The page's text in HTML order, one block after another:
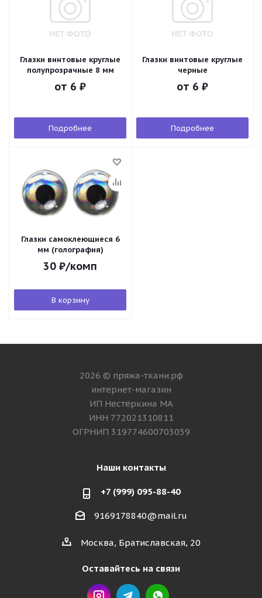
Глазки винтовые круглые
полупрозрачные 8 мм
от 6 ₽
Подробнее
Глазки винтовые круглые
черные
от 6 ₽
Подробнее
Глазки самоклеющиеся 6
мм (голография)
30 ₽/комп
В корзину
2026 © пряжа-ткани.рф
интернет-магазин
ИП Нестёркина МА
ИНН 772021310811
ОГРНИП 319774600703059
Наши контакты
+7 (999) 095-88-40
9169178840@mail.ru
Москва, Братиславская, 20
Оставайтесь на связи